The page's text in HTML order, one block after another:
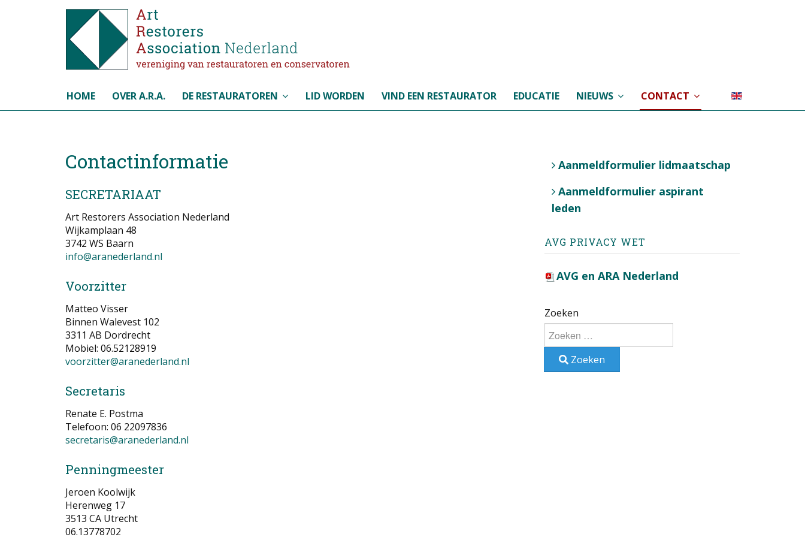
HOME OVER A.R.A. DE RESTAURATOREN LID WORDEN VIND EEN RESTAURATOR EDUCATIE NIEUWS CONTACT
Selecteer de taal
Contactinformatie
SECRETARIAAT
Art Restorers Association Nederland
Wijkamplaan 48
3742 WS Baarn
info@aranederland.nl
Voorzitter
Matteo Visser
Binnen Walevest 102
3311 AB Dordrecht
Mobiel: 06.52128919
voorzitter@aranederland.nl
Secretaris
Renate E. Postma
Telefoon: 06 22097836
secretaris@aranederland.nl
Penningmeester
Jeroen Koolwijk
Herenweg 17
3513 CA Utrecht
06.13778702
Aanmeldformulier lidmaatschap
Aanmeldformulier aspirant
leden
AVG PRIVACY WET
AVG en ARA Nederland
Zoeken
Zoeken